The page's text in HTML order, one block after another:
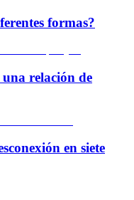
formas?
una relación de
en siete